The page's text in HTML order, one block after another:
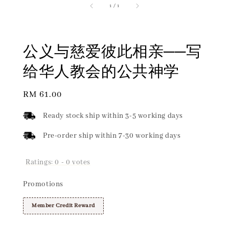
1 /1
公义与慈爱彼此相亲──写
给华人教会的公共神学
Regular
RM 61.00
Ready stock ship within 3-5 working days
Pre-order ship within 7-30 working days
Ratings:0 - 0 votes
Promotions
Member Credit Reward